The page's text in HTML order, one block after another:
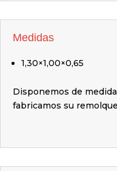
Medidas
1,30×1,00×0,65
Disponemos de
fabricamos su